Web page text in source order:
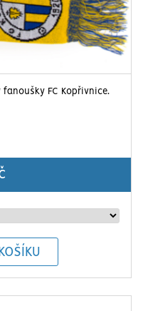
FC Kopřivnice.